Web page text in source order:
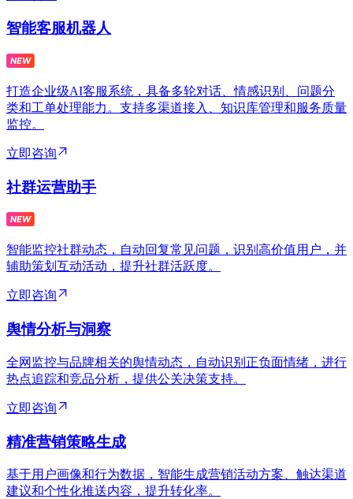
智能客服机器人
打造企业级AI客服系统，具备多轮对话、情感识别、问题分
类和工单处理能力。支持多渠道接入、知识库管理和服务质量
监控。
立即咨询
社群运营助手
智能监控社群动态，自动回复常见问题，识别高价值用户，并
辅助策划互动活动，提升社群活跃度。
立即咨询
舆情分析与洞察
全网监控与品牌相关的舆情动态，自动识别正负面情绪，进行
热点追踪和竞品分析，提供公关决策支持。
立即咨询
精准营销策略生成
基于用户画像和行为数据，智能生成营销活动方案、触达渠道
建议和个性化推送内容，提升转化率。